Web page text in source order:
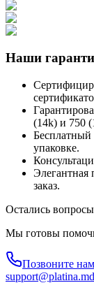
Наши
(14k) и 750
Бесплатный
упаковке.
Элегантная
заказ.
Остались
Мы готовы
Позвоните нам
support@platina.md